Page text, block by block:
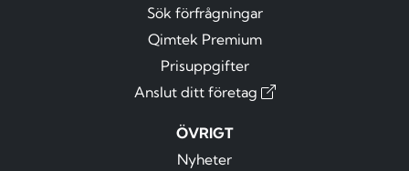
Sök förfrågningar
Qimtek Premium
Prisuppgifter
Anslut ditt företag
ÖVRIGT
Nyheter